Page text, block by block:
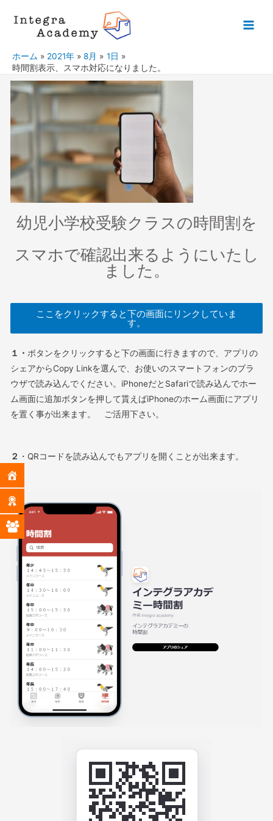
ホーム 2021年 8月
1日
時間割表示、スマホ対応になりました。
幼児小学校受験クラスの時間割を
スマホで確認出来るようにいたし
ました。
ここをクリックすると下の画面にリンクしていま
す。
１・ ボタンをクリックすると下の画面に行きますので、アプリの
シェアからCopy Linkを選んで、お使いのスマートフォンのブラ
ウザで読み込んでください。iPhoneだとSafariで読み込んでホー
ム画面に追加ボタンを押して貰えばiPhoneのホーム画面にアプリ
を置く事が出来ます。 ご活用下さい。
２ ・QRコードを読み込んでもアプリを開くことが出来ます。